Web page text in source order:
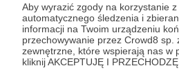
Aby wyrazić zgody na korzystanie
automatycznego śledzenia i
informacji na Twoim urządzeniu
przechowywanie przez Crowd8 sp.
zewnętrzne, które wspierają nas w
kliknij AKCEPTUJĘ I
ROURKE! Przedpremierowo! Dla
secret santas rourke ben